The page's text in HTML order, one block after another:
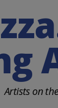
Artists on